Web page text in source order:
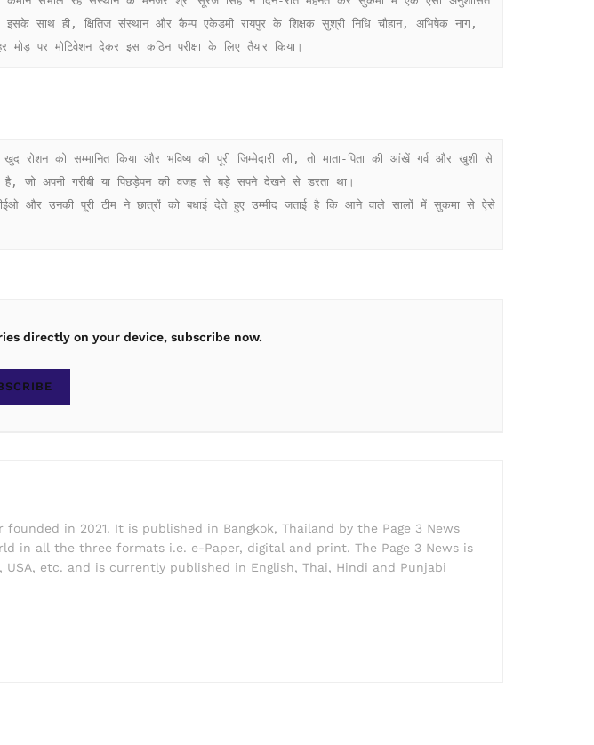
इसके साथ ही, क्षितिज संस्थान और कैम्प एकेडमी रायपुर के शिक्षक सुश्री निधि चौहान, अभिषेक नाग,
मोड़ पर मोटिवेशन देकर इस कठिन परीक्षा के लिए तैयार किया।
अपनी गरीबी या पिछड़ेपन की वजह से बड़े सपने देखने से डरता था।
directly on your device, subscribe now.
in 2021. It is published in Bangkok, Thailand by the Page 3 News
in all the three formats i.e. e-Paper, digital and print. The Page 3 News is
etc. and is currently published in English, Thai, Hindi and Punjabi